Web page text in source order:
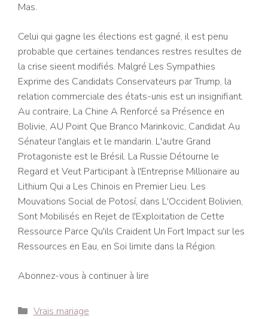
Mas.
Celui qui gagne les élections est gagné, il est penu
probable que certaines tendances restres resultes de
la crise sieent modifiés. Malgré Les Sympathies
Exprime des Candidats Conservateurs par Trump, la
relation commerciale des états-unis est un insignifiant.
Au contraire, La Chine A Renforcé sa Présence en
Bolivie, AU Point Que Branco Marinkovic, Candidat Au
Sénateur l'anglais et le mandarin. L'autre Grand
Protagoniste est le Brésil. La Russie Détourne le
Regard et Veut Participant à l'Entreprise Millionaire au
Lithium Qui a Les Chinois en Premier Lieu. Les
Mouvations Social de Potosí, dans L'Occident Bolivien,
Sont Mobilisés en Rejet de l'Exploitation de Cette
Ressource Parce Qu'ils Craident Un Fort Impact sur les
Ressources en Eau, en Soi limite dans la Région.
Abonnez-vous à continuer à lire
Catégories
Vrais mariage